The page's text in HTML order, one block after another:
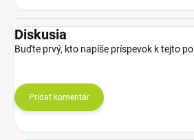
Diskusia
Buďte prvý, kto napíše príspevok k tejto
Pridať komentár